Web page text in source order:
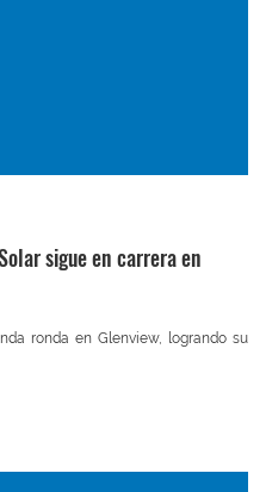
sigue en carrera en
ronda en Glenview, logrando su